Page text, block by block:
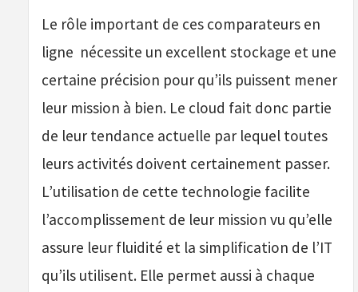
Le rôle important de ces comparateurs en
ligne nécessite un excellent stockage et une
certaine précision pour qu’ils puissent mener
leur mission à bien. Le cloud fait donc partie
de leur tendance actuelle par lequel toutes
leurs activités doivent certainement passer.
L’utilisation de cette technologie facilite
l’accomplissement de leur mission vu qu’elle
assure leur fluidité et la simplification de l’IT
qu’ils utilisent. Elle permet aussi à chaque